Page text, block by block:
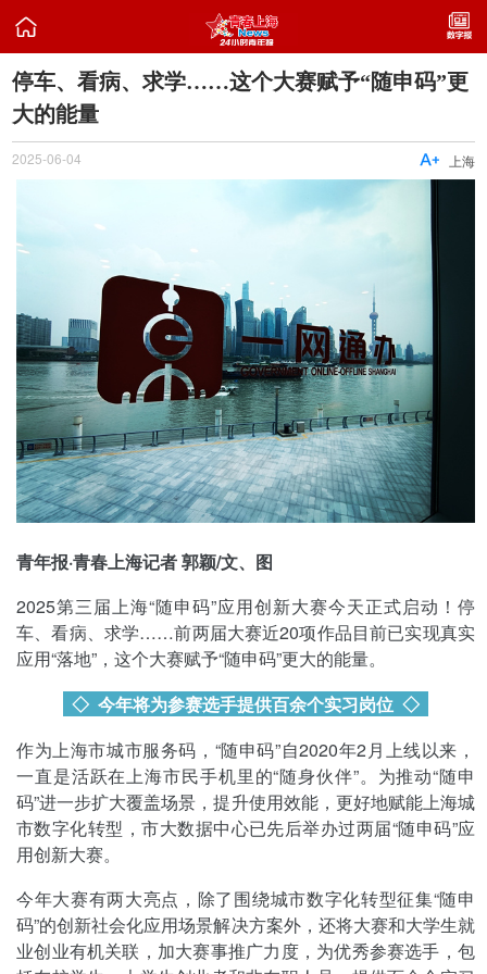

停车、看病、求学……这个大赛赋予“随申码”更
大的能量
2025-06-04 上海

青年报·青春上海记者 郭颖/文、图
2025第三届上海“随申码”应用创新大赛今天正式启动！停
车、看病、求学……前两届大赛近20项作品目前已实现真实
应用“落地”，这个大赛赋予“随申码”更大的能量。
◇ 今年将为参赛选手提供百余个实习岗位 ◇
作为上海市城市服务码，“随申码”自2020年2月上线以来，
一直是活跃在上海市民手机里的“随身伙伴”。为推动“随申
码”进一步扩大覆盖场景，提升使用效能，更好地赋能上海城
市数字化转型，市大数据中心已先后举办过两届“随申码”应
用创新大赛。
今年大赛有两大亮点，除了围绕城市数字化转型征集“随申
码”的创新社会化应用场景解决方案外，还将大赛和大学生就
业创业有机关联，加大赛事推广力度，为优秀参赛选手，包